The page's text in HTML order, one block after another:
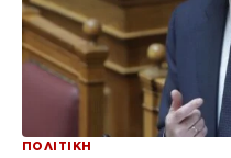
ΠΟΛΙΤΙΚΗ